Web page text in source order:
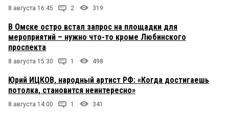
8 августа 16:45 2 319
В Омске остро встал запрос на площадки для
мероприятий – нужно что-то кроме Любинского
проспекта
8 августа 15:30 1 498
Юрий ИЦКОВ, народный артист РФ: «Когда достигаешь
потолка, становится неинтересно»
8 августа 14:00 1 341